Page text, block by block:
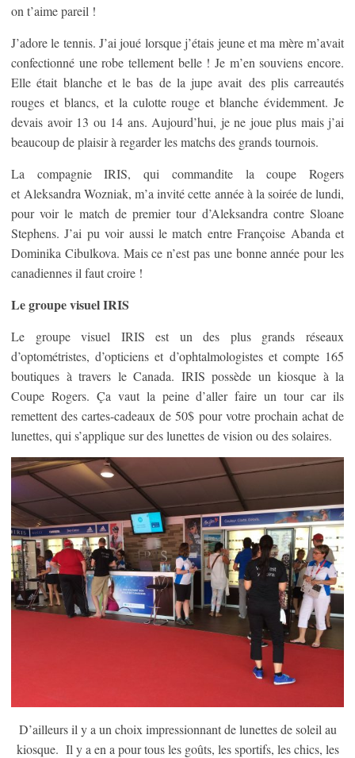
on t’aime pareil !
J’adore le tennis. J’ai joué lorsque j’étais jeune et ma mère m’avait
confectionné une robe tellement belle ! Je m’en souviens encore.
Elle était blanche et le bas de la jupe avait des plis carreautés
rouges et blancs, et la culotte rouge et blanche évidemment. Je
devais avoir 13 ou 14 ans. Aujourd’hui, je ne joue plus mais j’ai
beaucoup de plaisir à regarder les matchs des grands tournois.
La compagnie IRIS, qui commandite la coupe Rogers
et Aleksandra Wozniak, m’a invité cette année à la soirée de lundi,
pour voir le match de premier tour d’Aleksandra contre Sloane
Stephens. J’ai pu voir aussi le match entre Françoise Abanda et
Dominika Cibulkova. Mais ce n’est pas une bonne année pour les
canadiennes il faut croire !
Le groupe visuel IRIS
Le groupe visuel IRIS est un des plus grands réseaux
d’optométristes, d’opticiens et d’ophtalmologistes et compte 165
boutiques à travers le Canada. IRIS possède un kiosque à la
Coupe Rogers. Ça vaut la peine d’aller faire un tour car ils
remettent des cartes-cadeaux de 50$ pour votre prochain achat de
lunettes, qui s’applique sur des lunettes de vision ou des solaires.
D’ailleurs il y a un choix impressionnant de lunettes de soleil au
kiosque. Il y a en a pour tous les goûts, les sportifs, les chics, les